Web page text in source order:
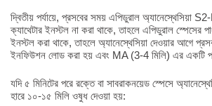
দ্বিতীয় পর্যায়ে, প্রসবের সময় এপিডুরাল অ্যানেস্থেসিয়া
ক্যাথেটার ইনস্টল না করা থাকে, তাহলে এপিডুরাল স্পেসের
ইনস্টল করা থাকে, তাহলে অ্যানেস্থেসিয়া দেওয়ার আগে
ইনফিউশন লোড করা হয় এবং MA (3-4 মিলি) এর একটি
যদি ৫ মিনিটের পরে রক্তে বা সাবরাকনয়েড স্পেসে
হারে ১০-১৫ মিলি ওষুধ দেওয়া হয়: